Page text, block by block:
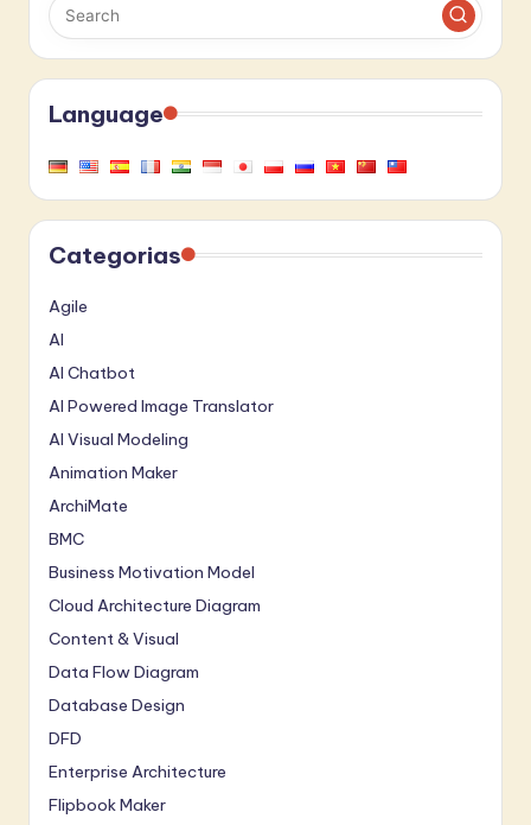
Language
Categorias
Agile
AI
AI Chatbot
AI Powered Image Translator
AI Visual Modeling
Animation Maker
ArchiMate
BMC
Business Motivation Model
Cloud Architecture Diagram
Content & Visual
Data Flow Diagram
Database Design
DFD
Enterprise Architecture
Flipbook Maker